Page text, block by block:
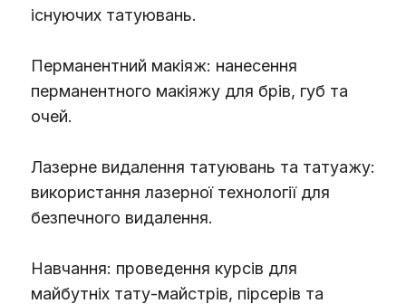
існуючих татуювань.
Перманентний макіяж: нанесення
перманентного макіяжу для брів, губ та
очей.
Лазерне видалення татуювань та татуажу:
використання лазерної технології для
безпечного видалення.
Навчання: проведення курсів для
майбутніх тату-майстрів, пірсерів та